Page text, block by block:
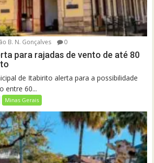
B. N. Gonçalves 0
para rajadas de vento de até 80
de Itabirito alerta para a possibilidade
entre 60...
Minas Gerais